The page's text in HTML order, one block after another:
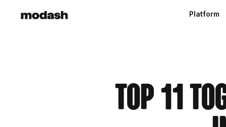
Platform
Top 11